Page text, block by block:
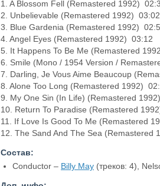
1. A Blossom Fell (Remastered 1992)
2. Unbelievable (Remastered 1992) 03:02
3. Blue Gardenia (Remastered 1992)
4. Angel Eyes (Remastered 1992) 03:12
5. It Happens To Be Me (Remastered
6. Smile (Mono / 1954 Version /
7. Darling, Je Vous Aime Beaucoup
8. Alone Too Long (Remastered 1992)
9. My One Sin (In Life) (Remastered
10. Return To Paradise (Remastered
11. If Love Is Good To Me (Remastered
12. The Sand And The Sea (Remastered
Состав:
Conductor – Billy May (треков: 4),